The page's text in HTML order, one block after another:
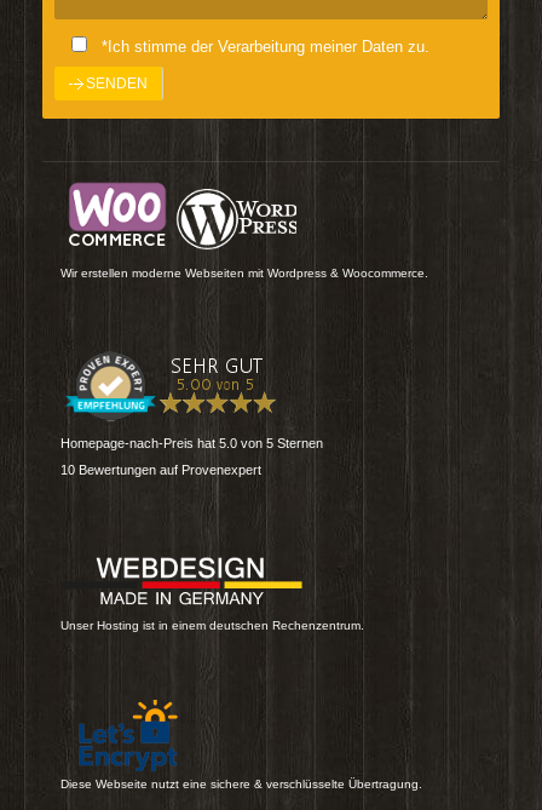
*Ich stimme der Verarbeitung meiner Daten zu.
Wir erstellen moderne Webseiten mit Wordpress & Woocommerce.
Homepage-nach-Preis hat 5.0 von 5 Sternen
10 Bewertungen auf Provenexpert
Unser Hosting ist in einem deutschen Rechenzentrum.
Diese Webseite nutzt eine sichere & verschlüsselte Übertragung.